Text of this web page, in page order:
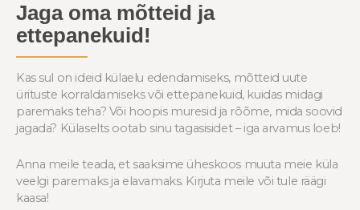
Jaga oma mõtteid ja
ettepanekuid!
Kas sul on ideid külaelu edendamiseks, mõtteid uute
ürituste korraldamiseks või ettepanekuid, kuidas midagi
paremaks teha? Või hoopis muresid ja rõõme, mida soovid
jagada? Külaselts ootab sinu tagasisidet – iga arvamus loeb!
Anna meile teada, et saaksime üheskoos muuta meie küla
veelgi paremaks ja elavamaks. Kirjuta meile või tule räägi
kaasa!